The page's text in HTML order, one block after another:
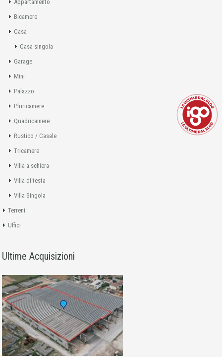
Appartamento
Bicamere
Casa
Casa singola
Garage
Mini
Palazzo
Pluricamere
Quadricamere
Rustico / Casale
Tricamere
Villa a schiera
Villa di testa
Villa Singola
Terreni
Uffici
Ultime Acquisizioni